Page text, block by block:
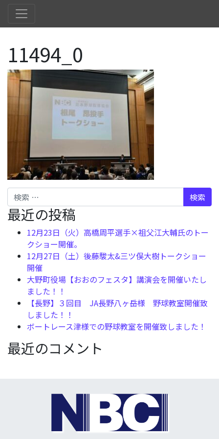
11494_0
検索
最近の投稿
12月23日（火）高橋周平選手×祖父江大輔氏のトー
クショー開催。
12月27日（土）後藤駿太&三ツ俣大樹トークショー
開催
大野町役場【おおのフェスタ】講演会を開催いたし
ました！！
【長野】３回目 JA長野八ヶ岳様 野球教室開催致
しました！！
ボートレース津様での野球教室を開催致しました！
最近のコメント